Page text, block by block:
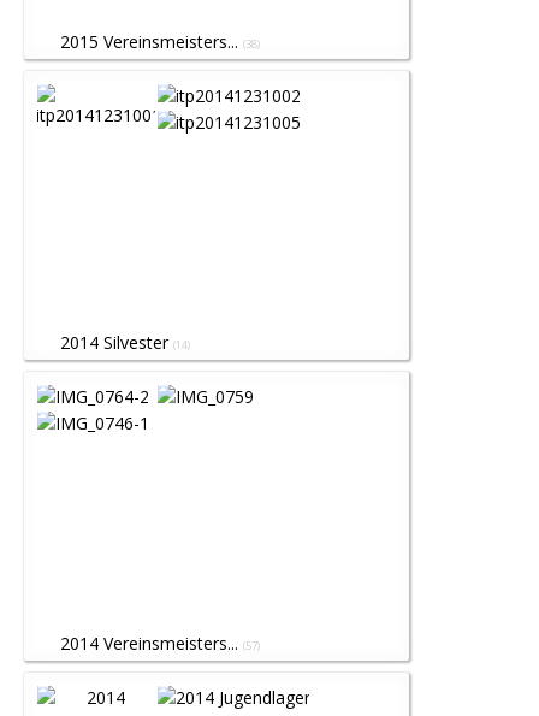
2015 Vereinsmeisters... (38)
2014 Silvester (14)
2014 Vereinsmeisters... (57)